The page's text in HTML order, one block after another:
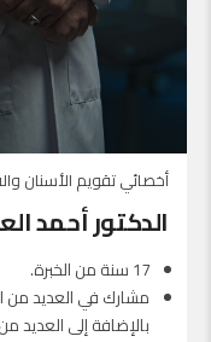
أخصائي تقويم الأسنان
الدكتور أحمد
17 سنة من الخبرة.
مشارك في العديد من
بالإضافة إلى العديد